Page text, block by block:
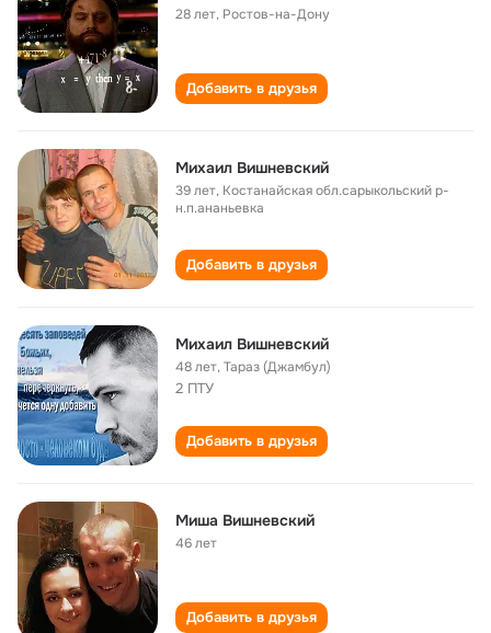
28 лет, Ростов-на-Дону
Добавить в друзья
Михаил Вишневский
39 лет, Костанайская обл.сарыкольский р-
н.п.ананьевка
Добавить в друзья
Михаил Вишневский
48 лет,Тараз (Джамбул)
2 ПТУ
Добавить в друзья
Миша Вишневский
46 лет
Добавить в друзья